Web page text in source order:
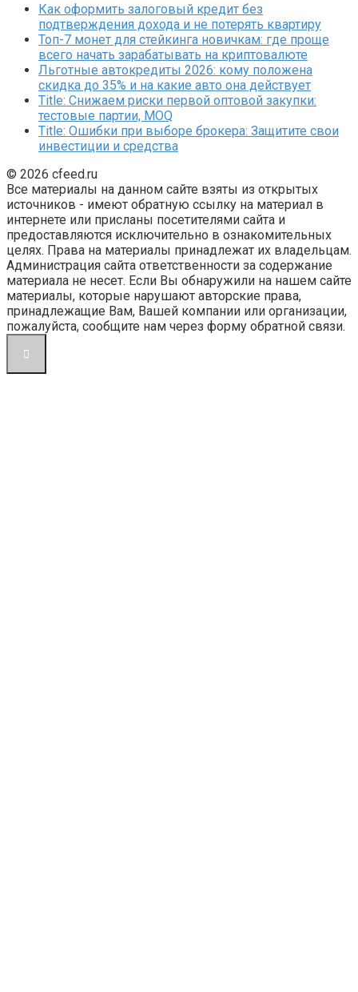
Как оформить залоговый кредит без
подтверждения дохода и не потерять квартиру
Топ-7 монет для стейкинга новичкам: где проще
всего начать зарабатывать на криптовалюте
Льготные автокредиты 2026: кому положена
скидка до 35% и на какие авто она действует
Title: Снижаем риски первой оптовой закупки:
тестовые партии, MOQ
Title: Ошибки при выборе брокера: Защитите свои
инвестиции и средства
© 2026 cfeed.ru
Все материалы на данном сайте взяты из открытых
источников - имеют обратную ссылку на материал в
интернете или присланы посетителями сайта и
предоставляются исключительно в ознакомительных
целях. Права на материалы принадлежат их владельцам.
Администрация сайта ответственности за содержание
материала не несет. Если Вы обнаружили на нашем сайте
материалы, которые нарушают авторские права,
принадлежащие Вам, Вашей компании или организации,
пожалуйста, сообщите нам через форму обратной связи.